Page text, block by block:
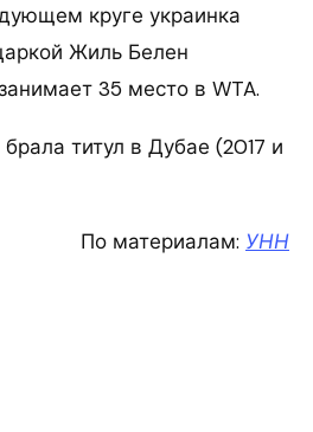
круге украинка
Жиль Белен
35 место в WTA.
титул в Дубае (2017 и
По материалам: УНН